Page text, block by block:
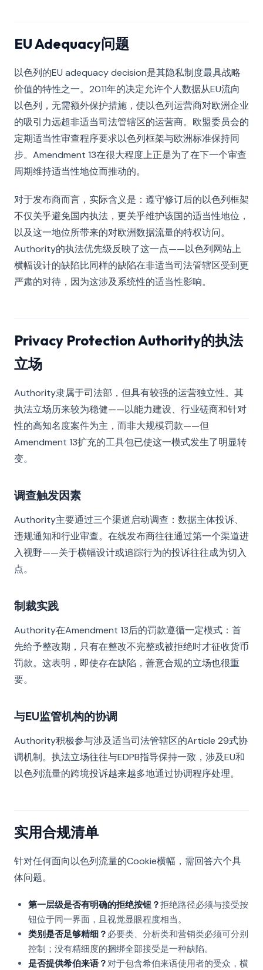
EU Adequacy问题
以色列的EU adequacy decision是其隐私制度最具战略
价值的特性之一。2011年的决定允许个人数据从EU流向
以色列，无需额外保护措施，使以色列运营商对欧洲企业
的吸引力远超非适当司法管辖区的运营商。欧盟委员会的
定期适当性审查程序要求以色列框架与欧洲标准保持同
步。Amendment 13在很大程度上正是为了在下一个审查
周期维持适当性地位而推动的。
对于发布商而言，实际含义是：遵守修订后的以色列框架
不仅关乎避免国内执法，更关乎维护该国的适当性地位，
以及这一地位所带来的对欧洲数据流量的特权访问。
Authority的执法优先级反映了这一点——以色列网站上
横幅设计的缺陷比同样的缺陷在非适当司法管辖区受到更
严肃的对待，因为这涉及系统性的适当性影响。
Privacy Protection Authority的执法
立场
Authority隶属于司法部，但具有较强的运营独立性。其
执法立场历来较为稳健——以能力建设、行业磋商和针对
性的高知名度案件为主，而非大规模罚款——但
Amendment 13扩充的工具包已使这一模式发生了明显转
变。
调查触发因素
Authority主要通过三个渠道启动调查：数据主体投诉、
违规通知和行业审查。在线发布商往往通过第一个渠道进
入视野——关于横幅设计或追踪行为的投诉往往成为切入
点。
制裁实践
Authority在Amendment 13后的罚款遵循一定模式：首
先给予整改期，只有在整改不完整或被拒绝时才征收货币
罚款。这表明，即使存在缺陷，善意合规的立场也很重
要。
与EU监管机构的协调
Authority积极参与涉及适当司法管辖区的Article 29式协
调机制。执法立场往往与EDPB指导保持一致，涉及EU和
以色列流量的跨境投诉越来越多地通过协调程序处理。
实用合规清单
针对任何面向以色列流量的Cookie横幅，需回答六个具
体问题。
第一层级是否有明确的拒绝按钮？拒绝路径必须与接受按
钮位于同一界面，且视觉显眼程度相当。
类别是否足够精细？必要类、分析类和营销类必须可分别
控制；没有精细度的捆绑全部接受是一种缺陷。
是否提供希伯来语？对于包含希伯来语使用者的受众，横